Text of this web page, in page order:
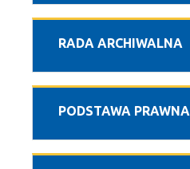
RADA ARCHIWALNA
PODSTAWA PRAWNA